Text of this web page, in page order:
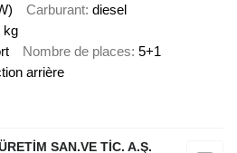
Carburant diesel
kg
Nombre de places 5+1
arrière
SAN.VE TİC. A.Ş.